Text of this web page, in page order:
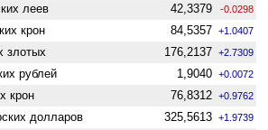
леев 42,3379 -0.0298
крон 84,5357 +1.0407
злотых 176,2137 +2.7309
рублей 1,9040 +0.0072
крон 76,8312 +0.9762
долларов 325,5613 +1.9739